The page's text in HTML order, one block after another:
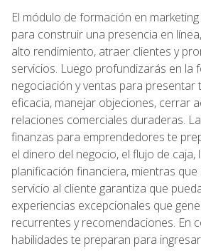
El módulo de formación en
para construir una presencia en
alto rendimiento, atraer clientes y
servicios. Luego profundizarás en la
negociación y ventas para presentar
eficacia, manejar objeciones, cerrar
relaciones comerciales duraderas.
finanzas para emprendedores te
el dinero del negocio, el flujo de caja,
planificación financiera, mientras
servicio al cliente garantiza que
experiencias excepcionales que
recurrentes y recomendaciones. En
habilidades te preparan para